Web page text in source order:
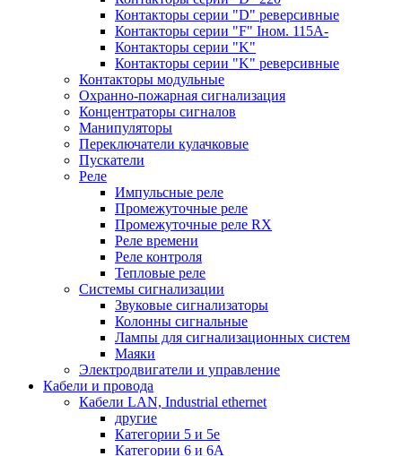
Контакторы серии "D" реверсивные
Контакторы серии "F" Iном. 115А-
Контакторы серии "K"
Контакторы серии "K" реверсивные
Контакторы модульные
Охранно-пожарная сигнализация
Концентраторы сигналов
Манипуляторы
Переключатели кулачковые
Пускатели
Реле
Импульсные реле
Промежуточные реле
Промежуточные реле RX
Реле времени
Реле контроля
Тепловые реле
Системы сигнализации
Звуковые сигнализаторы
Колонны сигнальные
Лампы для сигнализационных систем
Маяки
Электродвигатели и управление
Кабели и провода
Кабели LAN, Industrial ethernet
другие
Категории 5 и 5е
Категории 6 и 6A